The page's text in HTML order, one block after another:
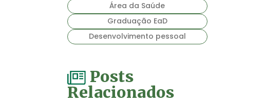
Área da Saúde
Graduação EaD
Desenvolvimento pessoal
Posts
Relacionados